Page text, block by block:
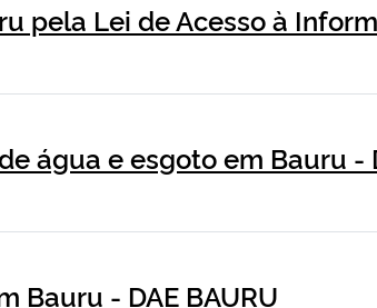
pela Lei de Acesso à
água e esgoto em Bauru -
Bauru - DAE BAURU